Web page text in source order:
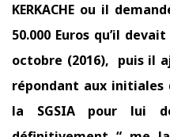
KERKACHE ou il
50.000 Euros qu’il
octobre (2016), puis il
répondant aux initiales
la SGSIA pour lui